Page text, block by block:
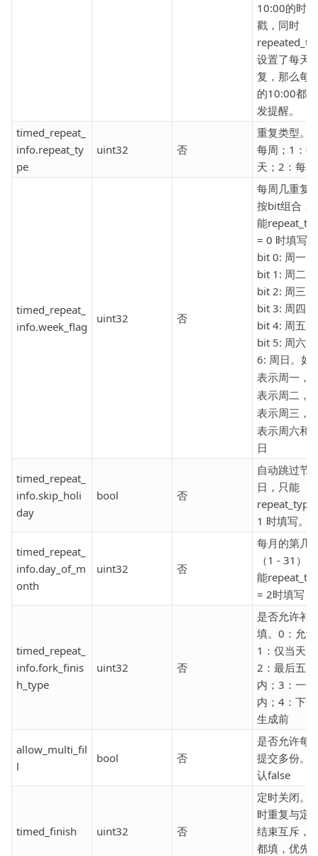
10:00的时间
戳，同时
设置了每天
复，那么每
的10:00都
发提醒。
timed_repeat_
info.repeat_ty
pe
uint32 否
重复类型。
每周；1：每
天；2：每月
timed_repeat_
info.week_flag
uint32 否
每周几重复
按bit组合，
能
= 0 时填写。
bit 0: 周一；
bit 1: 周二；
bit 2: 周三；
bit 3: 周四；
bit 4: 周五；
bit 5: 周六
6: 周日。如
表示周一，
表示周二，
表示周三，
表示周六和
日
timed_repeat_
info.skip_holi
day
bool 否
自动跳过节
日，只能
repeat_type
1 时填写。
timed_repeat_
info.day_of_m
onth
uint32 否
每月的第几
（1 - 31）
能
= 2时填写
timed_repeat_
info.fork_finis
h_type
uint32 否
是否允许补
填。0：允
1：仅当天；
2：最后五天
内；3：一
内；4：下
生成前
allow_multi_fil
l
bool 否
是否允许每
提交多份。
认false
timed_finish uint32 否
定时关闭。
时重复与定
结束互斥，
都填，优先